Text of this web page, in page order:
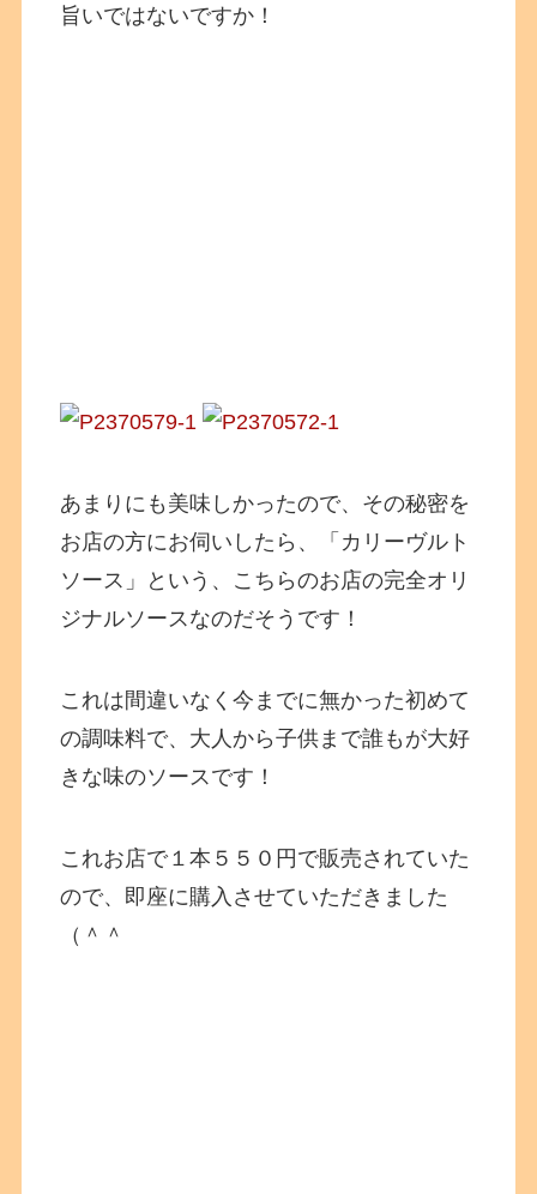
旨いではないですか！
あまりにも美味しかったので、その秘密を
お店の方にお伺いしたら、「カリーヴルト
ソース」という、こちらのお店の完全オリ
ジナルソースなのだそうです！
これは間違いなく今までに無かった初めて
の調味料で、大人から子供まで誰もが大好
きな味のソースです！
これお店で１本５５０円で販売されていた
ので、即座に購入させていただきました
（＾＾